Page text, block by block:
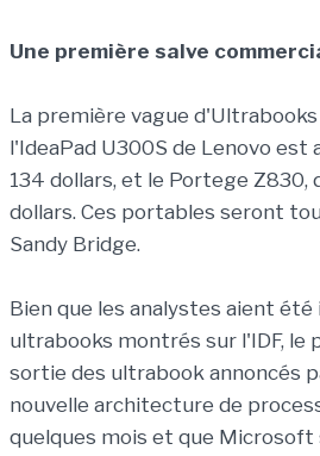
Une première salve
La première vague
l'IdeaPad U300S de Lenovo est
134 dollars, et le Portege Z830,
dollars. Ces portables seront
Sandy Bridge.
Bien que les analystes aient
ultrabooks montrés sur l'IDF, le
sortie des ultrabook annoncés
nouvelle architecture de
quelques mois et que Microsoft